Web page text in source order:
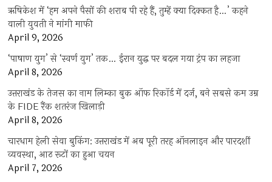
ऋषिकेश में ‘हम अपने पैसों की शराब पी रहे हैं, तुम्हें क्या दिक्कत है…’ कहने
वाली युवती ने मांगी माफी
April 9, 2026
‘पाषाण युग’ से ‘स्वर्ण युग’ तक… ईरान युद्ध पर बदल गया ट्रंप का लहजा
April 8, 2026
उत्तराखंड के तेजस का नाम लिम्का बुक ऑफ रिकॉर्ड में दर्ज, बने सबसे कम उम्र
के FIDE रैंक शतरंज खिलाड़ी
April 8, 2026
चारधाम हेली सेवा बुकिंग: उत्तराखंड में अब पूरी तरह ऑनलाइन और पारदर्शी
व्यवस्था, आठ रूटों का हुआ चयन
April 7, 2026